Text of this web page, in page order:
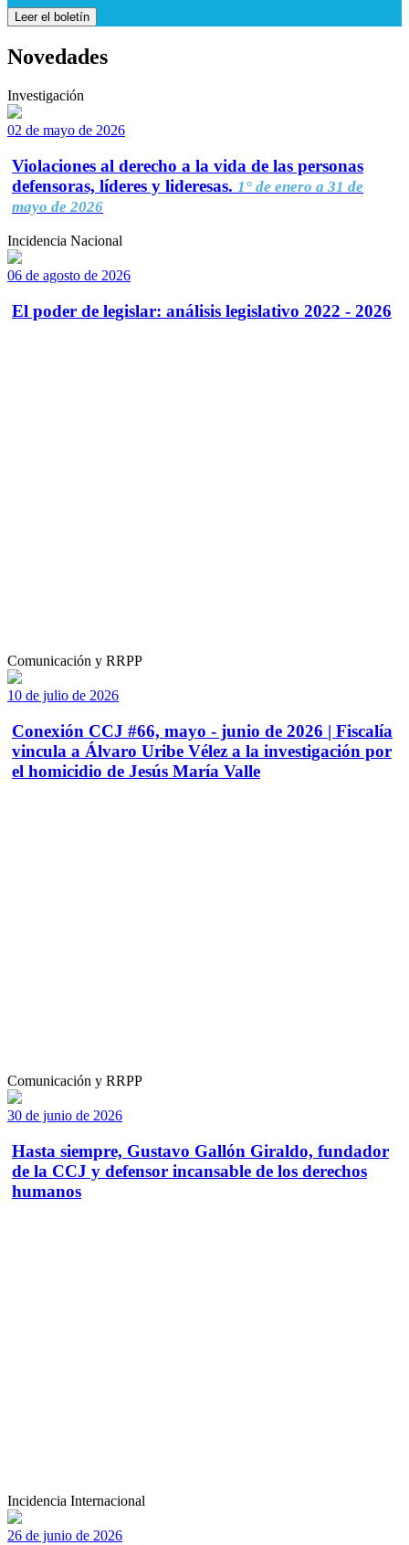
Leer el boletín
Novedades
Investigación
02 de mayo de 2026
Violaciones al derecho a la vida de las personas
defensoras, líderes y lideresas. 1° de enero a 31 de
mayo de 2026
Incidencia Nacional
06 de agosto de 2026
El poder de legislar: análisis legislativo 2022 - 2026
Comunicación y RRPP
10 de julio de 2026
Conexión CCJ #66, mayo - junio de 2026 | Fiscalía
vincula a Álvaro Uribe Vélez a la investigación por
el homicidio de Jesús María Valle
Comunicación y RRPP
30 de junio de 2026
Hasta siempre, Gustavo Gallón Giraldo, fundador
de la CCJ y defensor incansable de los derechos
humanos
Incidencia Internacional
26 de junio de 2026